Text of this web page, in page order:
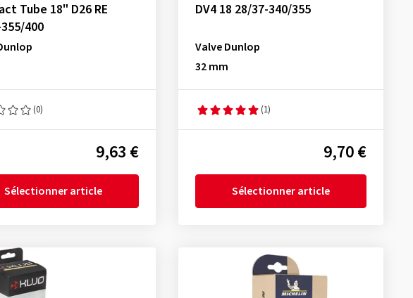
Tube 18" D26 RE
400
(0)
9,63 €
Sélectionner article
DV4 18 28/37-340/355
Valve Dunlop
32 mm
(1)
9,70 €
Sélectionner article